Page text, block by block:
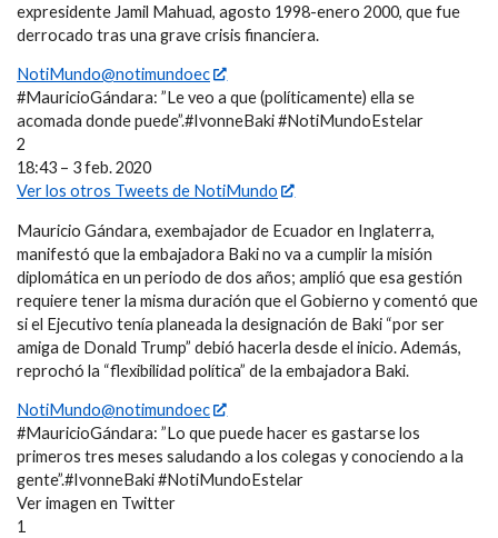
expresidente Jamil Mahuad, agosto 1998-enero 2000, que fue
derrocado tras una grave crisis financiera.
NotiMundo@notimundoec
#MauricioGándara: ”Le veo a que (políticamente) ella se
acomada donde puede”.#IvonneBaki #NotiMundoEstelar
2
18:43 – 3 feb. 2020
Ver los otros Tweets de NotiMundo
Mauricio Gándara, exembajador de Ecuador en Inglaterra,
manifestó que la embajadora Baki no va a cumplir la misión
diplomática en un periodo de dos años; amplió que esa gestión
requiere tener la misma duración que el Gobierno y comentó que
si el Ejecutivo tenía planeada la designación de Baki “por ser
amiga de Donald Trump” debió hacerla desde el inicio. Además,
reprochó la “flexibilidad política” de la embajadora Baki.
NotiMundo@notimundoec
#MauricioGándara: ”Lo que puede hacer es gastarse los
primeros tres meses saludando a los colegas y conociendo a la
gente”.#IvonneBaki #NotiMundoEstelar
Ver imagen en Twitter
1